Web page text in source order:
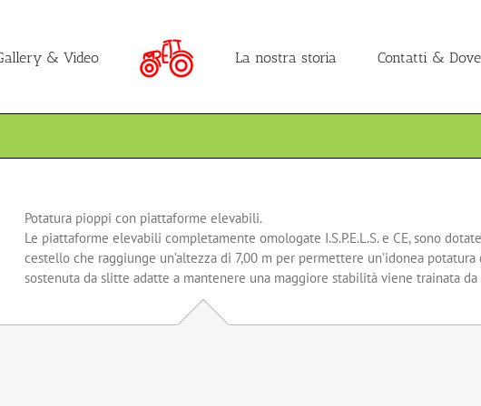
& Video La nostra storia Contatti &
Potatura pioppi con piattaforme elevabili.
Le piattaforme elevabili completamente omologate I.S.P.E.L.S. e CE, sono
cestello che raggiunge un’altezza di 7,00 m per permettere un’idonea
sostenuta da slitte adatte a mantenere una maggiore stabilità viene trainata